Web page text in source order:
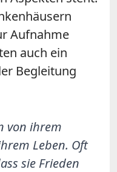
Aufnahme
auch ein
Begleitung
von ihrem
Leben. Oft
sie Frieden